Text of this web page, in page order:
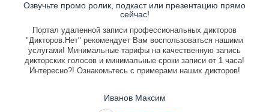
Озвучьте промо ролик, подкаст или презентацию прямо
сейчас!
Портал удаленной записи профессиональных дикторов
"Дикторов.Нет" рекомендует Вам воспользоваться нашими
услугами! Минимальные тарифы на качественную запись
дикторских голосов и минимальные сроки записи от 1 часа!
Интересно?! Ознакомьтесь с примерами наших дикторов!
Иванов Максим